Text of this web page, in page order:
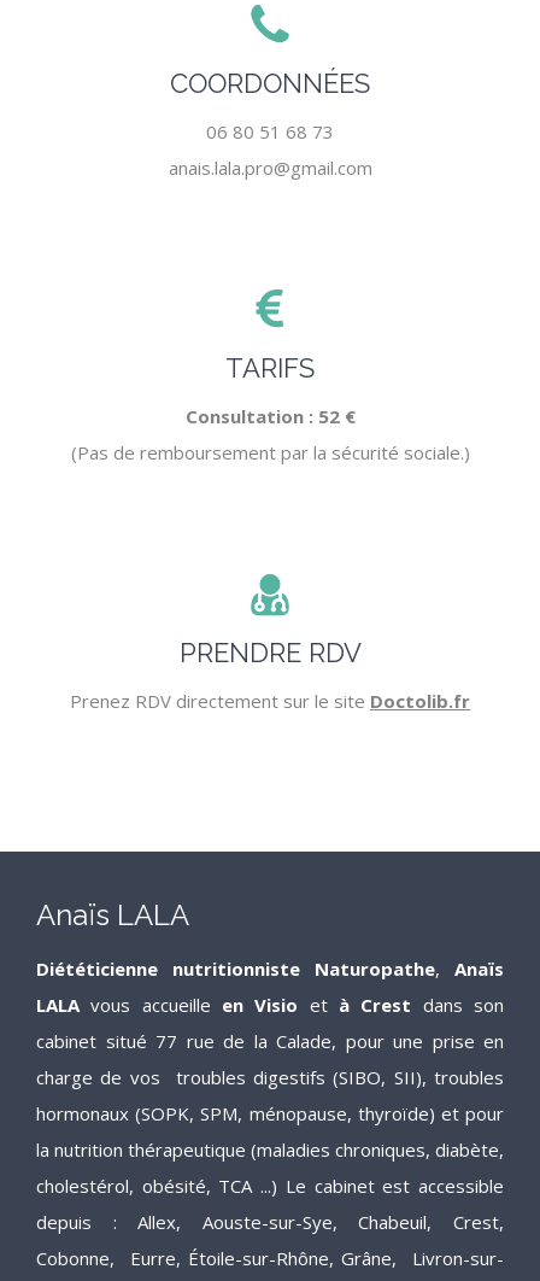
COORDONNÉES
06 80 51 68 73
anais.lala.pro@gmail.com
TARIFS
Consultation : 52 €
(Pas de remboursement par la sécurité sociale.)
PRENDRE RDV
Prenez RDV directement sur le site Doctolib.fr
Anaïs LALA
Diététicienne nutritionniste Naturopathe, Anaïs
LALAvous accueille en Visio et à Crest dans son
cabinet situé 77 rue de la Calade, pour une prise en
charge de vos troubles digestifs (SIBO, SII), troubles
hormonaux (SOPK, SPM, ménopause, thyroïde) et pour
la nutrition thérapeutique (maladies chroniques, diabète,
cholestérol, obésité, TCA ...) Le cabinet est accessible
depuis : Allex, Aouste-sur-Sye, Chabeuil, Crest,
Cobonne, Eurre, Étoile-sur-Rhône, Grâne, Livron-sur-